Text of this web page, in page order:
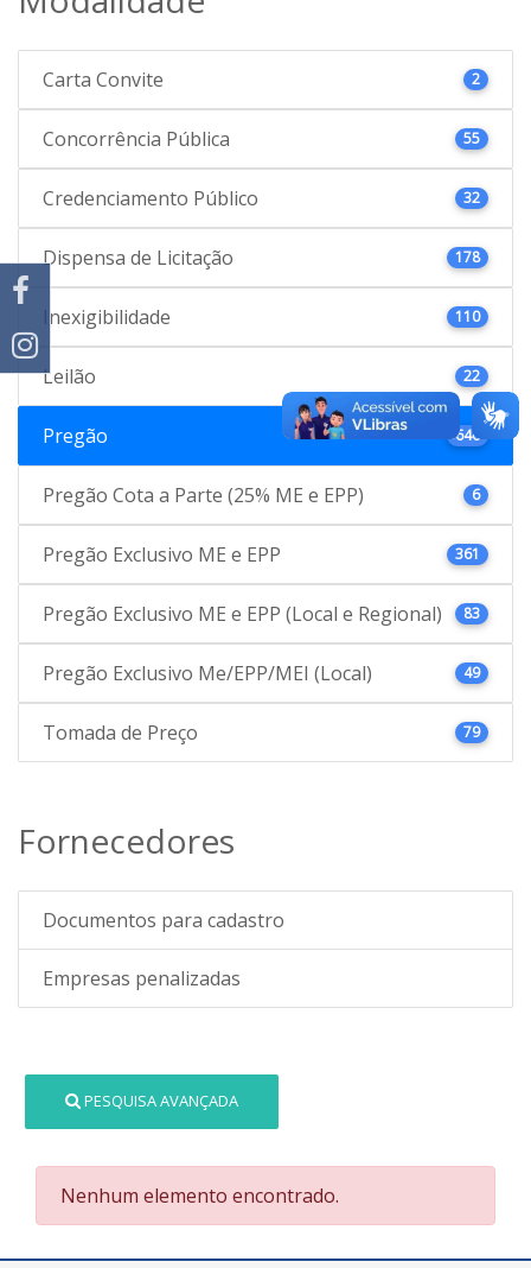
Carta Convite 2
Concorrência Pública 55
Credenciamento Público 32
Dispensa de Licitação 178
Inexigibilidade 110
Leilão 22
Pregão 646
Pregão Cota a Parte (25% ME e EPP) 6
Pregão Exclusivo ME e EPP 361
Pregão Exclusivo ME e EPP (Local e Regional) 83
Pregão Exclusivo Me/EPP/MEI (Local) 49
Tomada de Preço 79
Fornecedores
Documentos para cadastro
Empresas penalizadas
PESQUISA AVANÇADA
Nenhum elemento encontrado.